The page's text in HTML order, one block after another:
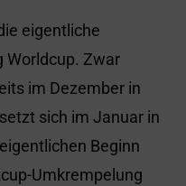
eigentliche
Worldcup. Zwar
im Dezember in
sich im Januar in
Beginn
Umkrempelung